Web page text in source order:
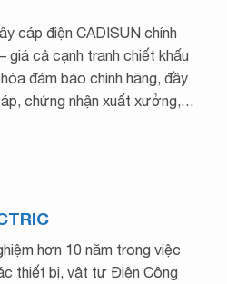
cáp điện CADISUN chính
giá cả cạnh tranh chiết khấu
đảm bảo chính hãng, đầy
chứng nhận xuất xưởng,…
hơn 10 năm trong việc
thiết bị, vật tư Điện Công